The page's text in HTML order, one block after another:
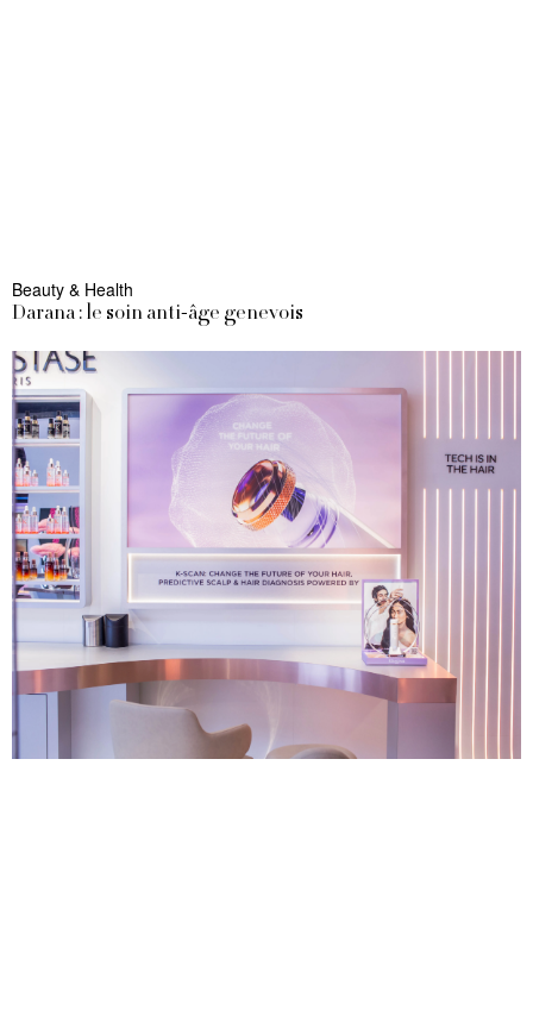
Beauty & Health
Darana : le soin anti-âge genevois